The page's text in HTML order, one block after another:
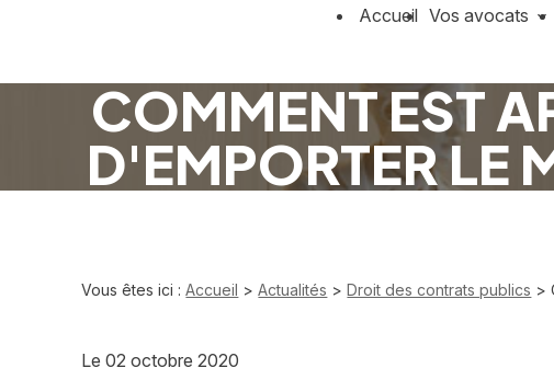
Accueil Vos avocats
COMMENT EST
D'EMPORTER LE
Vous êtes ici : Accueil >Actualités >Droit des contrats publics >
Le02 octobre 2020